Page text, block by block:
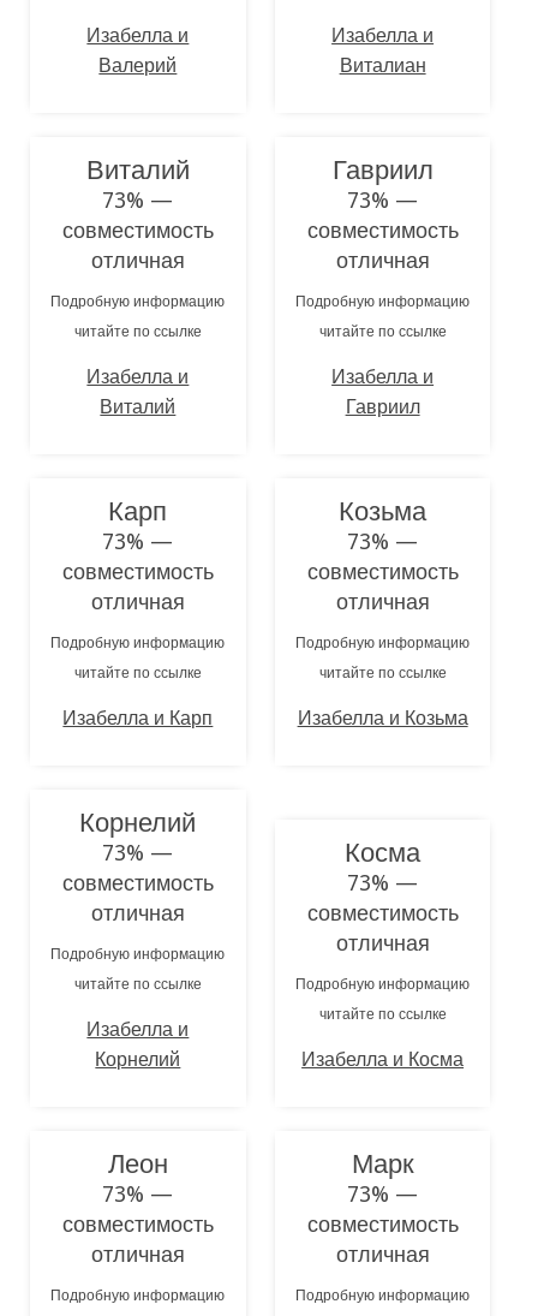
Изабелла и
Валерий
Изабелла и
Виталиан
Виталий
73% —
совместимость
отличная
Подробную информацию
читайте по ссылке
Изабелла и
Виталий
Гавриил
73% —
совместимость
отличная
Подробную информацию
читайте по ссылке
Изабелла и
Гавриил
Карп
73% —
совместимость
отличная
Подробную информацию
читайте по ссылке
Изабелла и Карп
Козьма
73% —
совместимость
отличная
Подробную информацию
читайте по ссылке
Изабелла и Козьма
Корнелий
73% —
совместимость
отличная
Подробную информацию
читайте по ссылке
Изабелла и
Корнелий
Косма
73% —
совместимость
отличная
Подробную информацию
читайте по ссылке
Изабелла и Косма
Леон
73% —
совместимость
отличная
Подробную информацию
Марк
73% —
совместимость
отличная
Подробную информацию